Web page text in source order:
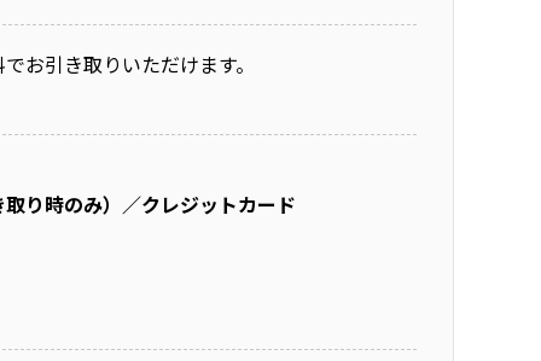
お引き取りいただけます。
り時のみ）／クレジットカード